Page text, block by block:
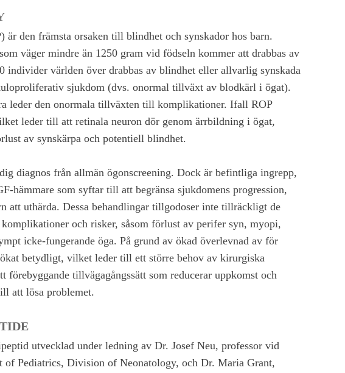
är den främsta orsaken till blindhet och synskador hos barn.
väger mindre än 1250 gram vid födseln kommer att drabbas av
världen över drabbas av blindhet eller allvarlig synskada
sjukdom (dvs. onormal tillväxt av blodkärl i ögat).
leder den onormala tillväxten till komplikationer. Ifall ROP
leder till att retinala neuron dör genom ärrbildning i ögat,
av synskärpa och potentiell blindhet.
diagnos från allmän ögonscreening. Dock är befintliga ingrepp,
hämmare som syftar till att begränsa sjukdomens progression,
att uthärda. Dessa behandlingar tillgodoser inte tillräckligt de
och risker, såsom förlust av perifer syn, myopi,
icke-fungerande öga. På grund av ökad överlevnad av för
betydligt, vilket leder till ett större behov av kirurgiska
tillvägagångssätt som reducerar uppkomst och
att lösa problemet.
utvecklad under ledning av Dr. Josef Neu, professor vid
Pediatrics, Division of Neonatology, och Dr. Maria Grant,